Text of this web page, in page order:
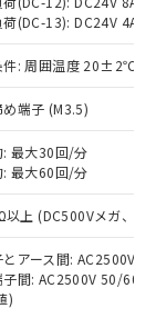
荷(DC-13): DC24V 4A/
件: 周囲温度 20±2℃、
端子 (M3.5)
: 最大30回/分
: 最大60回/分
以上 (DC500Vメガ、点
とアース間: AC2500V
子間: AC2500V 50/
)
業取扱
価格
ので
には、
もある
果は、
のある
質）の
出す予
質）の
認中の
として
などや
RoHSの
の
。
お問
、外国
商品